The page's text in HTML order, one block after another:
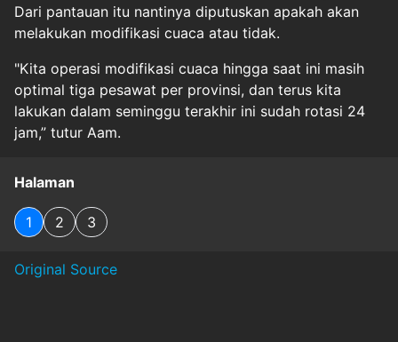
Dari pantauan itu nantinya diputuskan apakah akan
melakukan modifikasi cuaca atau tidak.
"Kita operasi modifikasi cuaca hingga saat ini masih
optimal tiga pesawat per provinsi, dan terus kita
lakukan dalam seminggu terakhir ini sudah rotasi 24
jam,” tutur Aam.
Halaman
1 2 3
Original Source